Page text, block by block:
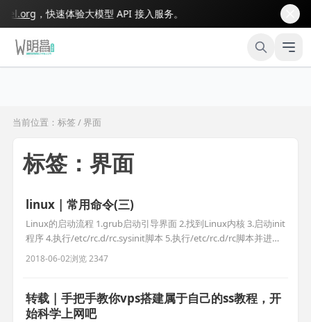
，快速体验大模型 API 接入服务。
当前位置：标签 / 界面
标签：界面
linux | 常用命令(三)
Linux的启动流程 1.grub启动引导界面 2.找到Linux内核 3.启动init
程序 4.执行/etc/rc.d/rc.sysinit脚本 5.执行/etc/rc.d/rc脚本并进入
第三级别 6.启动以s开头的标记文件 7.启动/etc/rc.d/rc.local 8.进
入登录界面 如何设置一个程序的开机启动 vi /etc/rc.d/rc.loca
2018-06-02浏览 2347
转载 | 手把手教你vps搭建属于自己的ss教程，开
始科学上网吧